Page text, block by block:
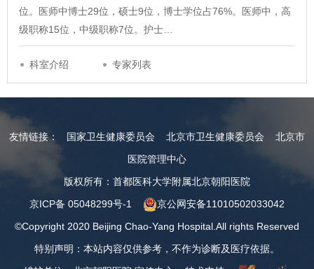
位。医师中博士29位，硕士9位，博士学位占76%。医师中，高
级职称15位，中级职称7位。护士…
科室介绍 专家列表
友情链接： 国家卫生健康委员会 北京市卫生健康委员会
北京市
医院管理中心
版权所有：首都医科大学附属北京朝阳医院
京ICP备 05048299号-1
京公网安备11010502033042
©Copyright 2020 Beijing Chao-Yang Hospital.All rights Reserved
特别声明：本站内容仅供参考，不作为诊断及医疗依据。